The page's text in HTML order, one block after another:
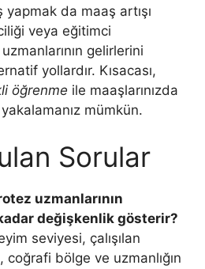
yapmak da maaş artışı
veya eğitimci
gelirlerini
yollardır. Kısacası,
öğrenme ile maaşlarınızda
mümkün.
Sorular
uzmanlarının
değişkenlik gösterir?
seviyesi, çalışılan
coğrafi bölge ve uzmanlığın